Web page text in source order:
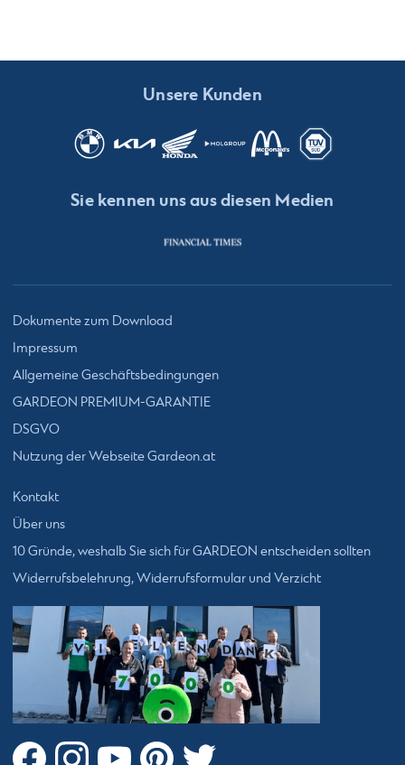
Unsere Kunden
Sie kennen uns aus diesen Medien
Dokumente zum Download
Impressum
Allgemeine Geschäftsbedingungen
GARDEON PREMIUM-GARANTIE
DSGVO
Nutzung der Webseite Gardeon.at
Kontakt
Über uns
10 Gründe, weshalb Sie sich für GARDEON entscheiden sollten
Widerrufsbelehrung, Widerrufsformular und Verzicht